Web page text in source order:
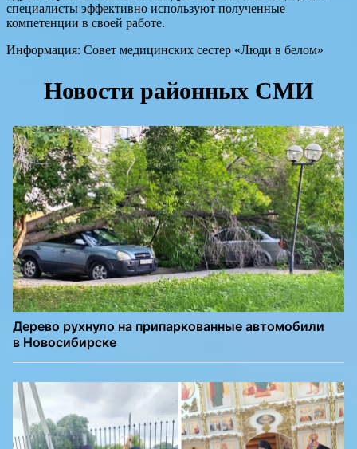
специалисты эффективно используют полученные
компетенции в своей работе.
Информация: Совет медицинских сестер «Люди в белом»